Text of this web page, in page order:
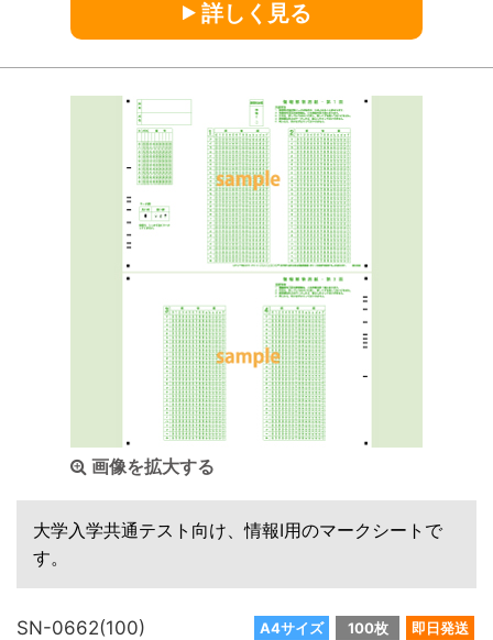
詳しく見る
画像を拡大する
大学入学共通テスト向け、情報Ⅰ用のマークシートで
す。
A4サイズ 100枚 即日発送
SN-0662(100)